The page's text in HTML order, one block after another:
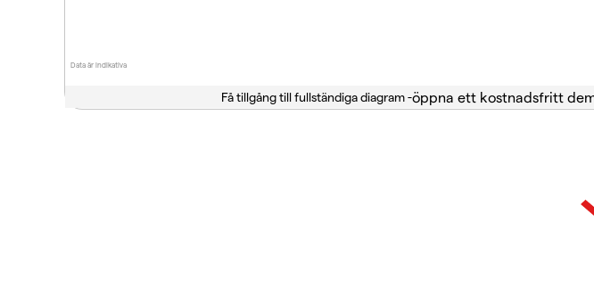
Data är indikativa
Få tillgång till fullständiga diagram -